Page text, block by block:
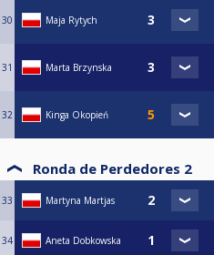
30 Maja Rytych
31 Marta Brzynska
32 Kinga Okopień
Ronda de Perdedores 2
33 Martyna Martjas
34 Aneta Dobkowska